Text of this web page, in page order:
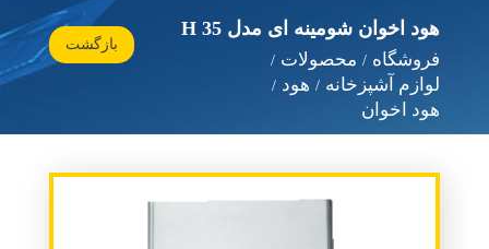
هود اخوان شومینه ای مدل H 35
فروشگاه
محصولات
لوازم آشپزخانه
هود
هود اخوان
بازگشت